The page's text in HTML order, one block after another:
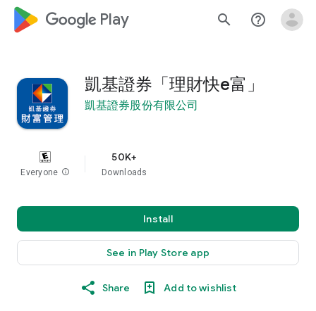
google_logo Play search help_outline
凱基證券「理財快e富」
凱基證券股份有限公司
Everyone info
50K+
Downloads
Install
See in Play Store app
Share Add to wishlist